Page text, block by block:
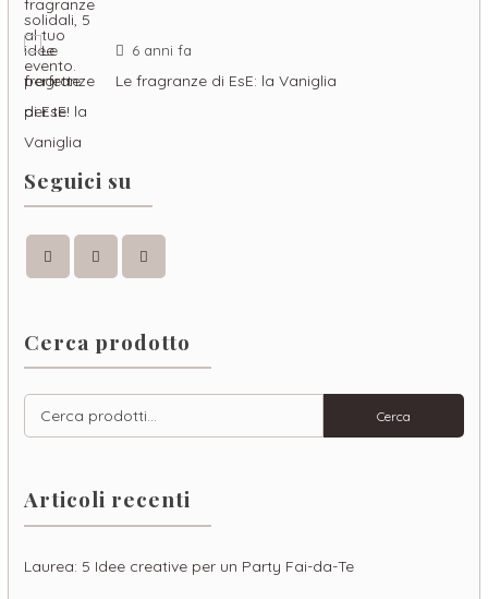
6 anni fa
Le fragranze di EsE: la Vaniglia
Seguici su
Facebook Instagram
Cerca prodotto
Cerca: Cerca
Articoli recenti
Laurea: 5 Idee creative per un Party Fai-da-Te